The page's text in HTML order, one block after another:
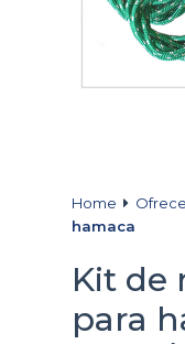
Home
hamaca
Kit de
para